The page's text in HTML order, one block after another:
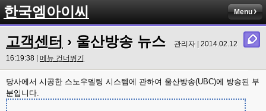
한국엠아이씨 Menu
고객센터 › 울산방송 뉴스
관리자 | 2014.02.12
16:19:38 | 메뉴 건너뛰기
당사에서 시공한 스노우멜팅 시스템에 관하여 울산방송(UBC)에 방송된 부
분입니다.